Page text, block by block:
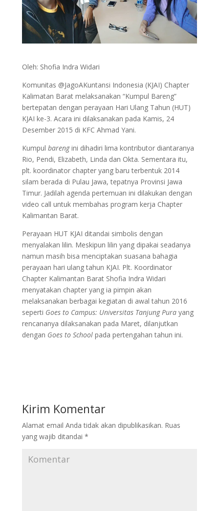
Oleh: Shofia Indra Widari
Komunitas @JagoAKuntansi Indonesia (KJAI) Chapter
Kalimatan Barat melaksanakan “Kumpul Bareng”
bertepatan dengan perayaan Hari Ulang Tahun (HUT)
KJAI ke-3. Acara ini dilaksanakan pada Kamis, 24
Desember 2015 di KFC Ahmad Yani.
Kumpul barengini dihadiri lima kontributor diantaranya
Rio, Pendi, Elizabeth, Linda dan Okta. Sementara itu,
plt. koordinator chapter yang baru terbentuk 2014
silam berada di Pulau Jawa, tepatnya Provinsi Jawa
Timur. Jadilah agenda pertemuan ini dilakukan dengan
video call untuk membahas program kerja Chapter
Kalimantan Barat.
Perayaan HUT KJAI ditandai simbolis dengan
menyalakan lilin. Meskipun lilin yang dipakai seadanya
namun masih bisa menciptakan suasana bahagia
perayaan hari ulang tahun KJAI. Plt. Koordinator
Chapter Kalimantan Barat Shofia Indra Widari
menyatakan chapter yang ia pimpin akan
melaksanakan berbagai kegiatan di awal tahun 2016
seperti Goes to Campus: Universitas Tanjung Purayang
rencananya dilaksanakan pada Maret, dilanjutkan
dengan Goes to Schoolpada pertengahan tahun ini.
Kirim Komentar
Alamat email Anda tidak akan dipublikasikan. Ruas
yang wajib ditandai *